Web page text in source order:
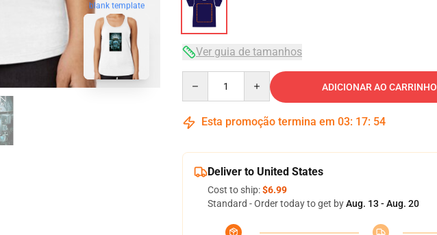
blank template
Ver guia de tamanhos
ADICIONAR AO CARRINHO
Esta promoção termina em 03: 17: 53
Deliver to United States
Cost to ship:$6.99
Standard - Order today to get byAug. 13 - Aug. 20